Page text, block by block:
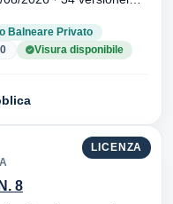
Balneare Privato
Visura disponibile
LICENZA
8